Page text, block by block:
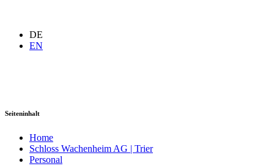
DE
EN
Seiteninhalt
Home
Schloss Wachenheim AG | Trier
Personal